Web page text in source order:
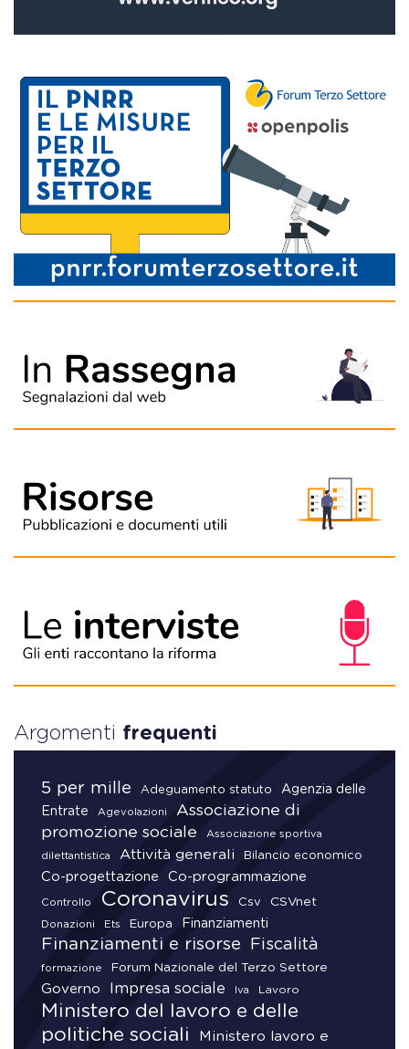
Argomenti frequenti
5 per mille Adeguamento statuto
Agenzia delle
Entrate
Agevolazioni
Associazione di
promozione sociale
Associazione sportiva
dilettantistica Attività generali Bilancio economico
Co-progettazione Co-programmazione
Controllo Coronavirus Csv CSVnet
Donazioni Ets Europa Finanziamenti
Finanziamenti e risorse Fiscalità
formazione Forum Nazionale del Terzo Settore
Governo Impresa sociale Iva Lavoro
Ministero del lavoro e delle
politiche sociali
Ministero lavoro e